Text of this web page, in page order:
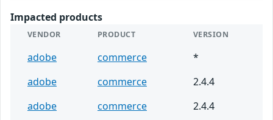
Impacted products
VENDOR PRODUCT VERSION
adobe commerce
*
adobe
commerce
2.4.4
adobe
commerce
2.4.4